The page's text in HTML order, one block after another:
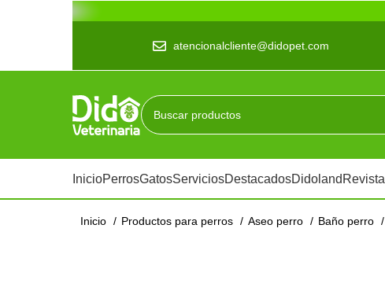
atencionalcliente@didopet.com
InicioPerrosGatosServiciosDestacadosDidoland Revista
Inicio Productos para perros Aseo perro Baño perro